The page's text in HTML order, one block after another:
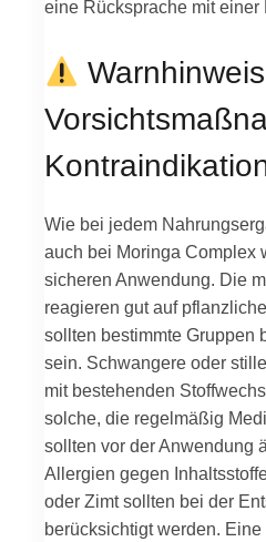
eine Rücksprache mit einer
Wie bei jedem
auch bei Moringa Complex
sicheren Anwendung. Die
reagieren gut auf
sollten bestimmte Gruppen
sein. Schwangere oder
mit bestehenden
solche, die regelmäßig
sollten vor der Anwendung
Allergien gegen
oder Zimt sollten bei der
berücksichtigt werden.